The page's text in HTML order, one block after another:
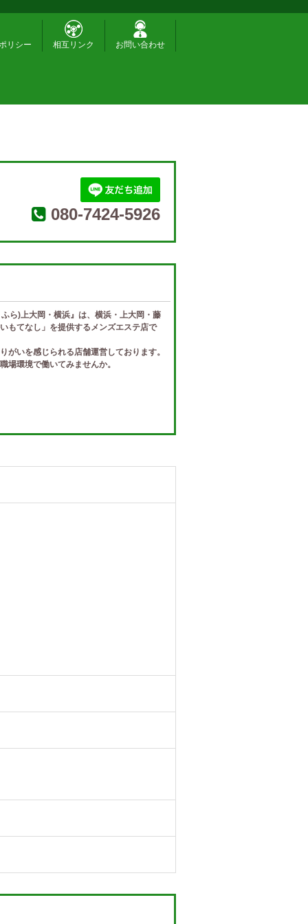
リシー 相互リンク お問い合わせ
080-7424-5926
ら)上大岡・横浜』は、横浜・上大岡・藤
もてなし」を提供するメンズエステ店で
がいを感じられる店舗運営しております。
場環境で働いてみませんか。